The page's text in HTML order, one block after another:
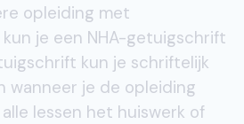
opleiding met
je een NHA-getuigschrift
kun je schriftelijk
wanneer je de opleiding
lessen het huiswerk of